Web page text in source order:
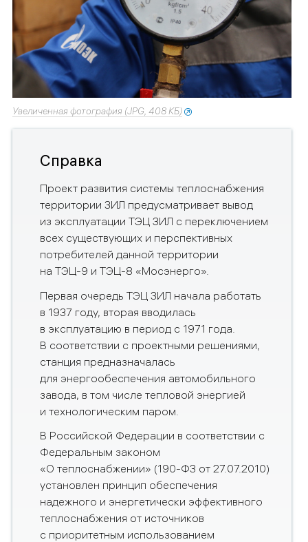
Увеличенная фотография (JPG, 408 КБ)
Справка
Проект развития системы теплоснабжения
территории ЗИЛ предусматривает вывод
из эксплуатации ТЭЦ ЗИЛ с переключением
всех существующих и перспективных
потребителей данной территории
на ТЭЦ-9 и ТЭЦ-8 «Мосэнерго».
Первая очередь ТЭЦ ЗИЛ начала работать
в 1937 году, вторая вводилась
в эксплуатацию в период с 1971 года.
В соответствии с проектными решениями,
станция предназначалась
для энергообеспечения автомобильного
завода, в том числе тепловой энергией
и технологическим паром.
В Российской Федерации в соответствии с
Федеральным законом
«О теплоснабжении» (190-ФЗ от 27.07.2010)
установлен принцип обеспечения
надежного и энергетически эффективного
теплоснабжения от источников
с приоритетным использованием